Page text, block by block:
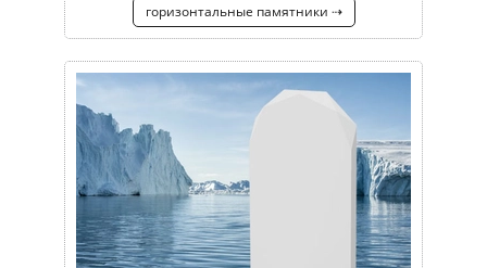
горизонтальные памятники ⇢